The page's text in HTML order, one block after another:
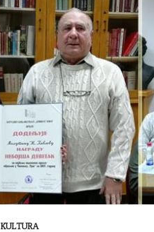
KULTURA